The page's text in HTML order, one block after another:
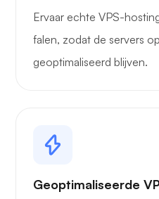
Ervaar echte VPS-
falen, zodat de servers
geoptimaliseerd blijven.
Geoptimaliseerde